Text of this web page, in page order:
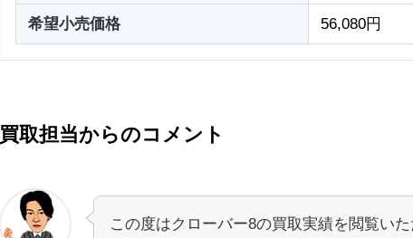
希望小売価格 56,080円
買取担当からのコメント
この度はクローバー8の買取実績を閲覧い